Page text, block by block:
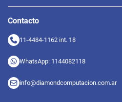
Contacto
11-4484-1162 int. 18
WhatsApp: 1144082118
info@diamondcomputacion.com.ar